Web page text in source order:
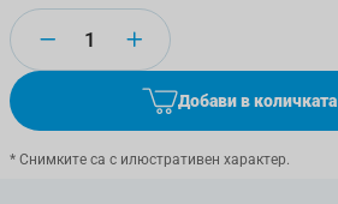
Количество
Добави в количката
* Снимките са с илюстративен характер.